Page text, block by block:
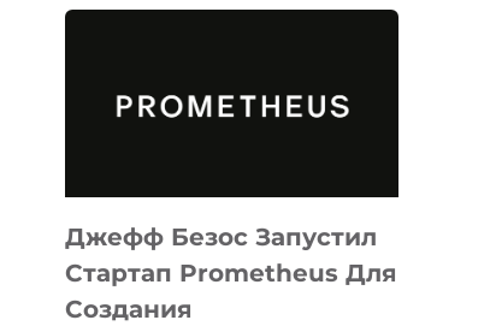
ДЛЯ
И
LINUX
Джефф Безос Запустил
Стартап Prometheus Для
Создания